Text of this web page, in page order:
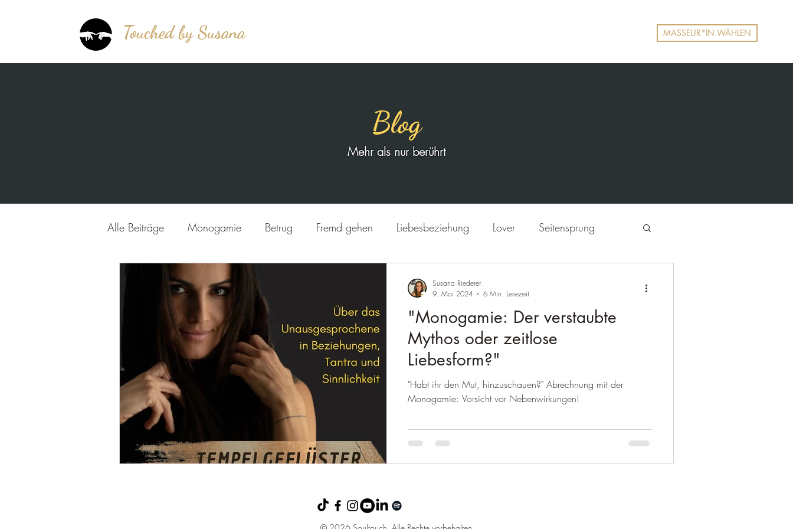
Touched by Susana MASSEUR*IN WÄHLEN
Blog
Mehr als nur berührt
Alle Beiträge Monogamie Betrug Fremd gehen Liebesbeziehung Lover Seitensprung
"Monogamie: Der verstaubte
Mythos oder zeitlose
Liebesform?"
"Habt ihr den Mut, hinzuschauen?" Abrechnung mit der
Monogamie: Vorsicht vor Nebenwirkungen!
Susana Riederer
9. Mai 2024
6 Min. Lesezeit